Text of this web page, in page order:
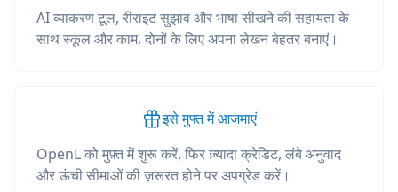
AI व्याकरण टूल, रीराइट सुझाव और भाषा सीखने की सहायता के
साथ स्कूल और काम, दोनों के लिए अपना लेखन बेहतर बनाएं।
इसे मुफ्त में आजमाएं
OpenL को मुफ़्त में शुरू करें, फिर ज़्यादा क्रेडिट, लंबे अनुवाद
और ऊंची सीमाओं की ज़रूरत होने पर अपग्रेड करें।